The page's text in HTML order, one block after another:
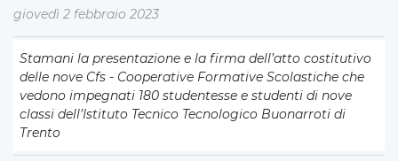
giovedì 2 febbraio 2023
Stamani la presentazione e la firma dell’atto costitutivo
delle nove Cfs - Cooperative Formative Scolastiche che
vedono impegnati 180 studentesse e studenti di nove
classi dell’Istituto Tecnico Tecnologico Buonarroti di
Trento